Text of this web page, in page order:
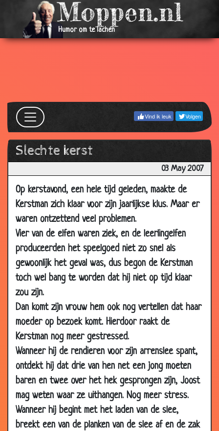
Humor om te lachen
Vind ik leuk Volgen
Slechte kerst
03 May 2007
Op kerstavond, een hele tijd geleden, maakte de
Kerstman zich klaar voor zijn jaarlijkse klus. Maar er
waren ontzettend veel problemen.
Vier van de elfen waren ziek, en de leerlingelfen
produceerden het speelgoed niet zo snel als
gewoonlijk het geval was, dus begon de Kerstman
toch wel bang te worden dat hij niet op tijd klaar
zou zijn.
Dan komt zijn vrouw hem ook nog vertellen dat haar
moeder op bezoek komt. Hierdoor raakt de
Kerstman nog meer gestressed.
Wanneer hij de rendieren voor zijn arrenslee spant,
ontdekt hij dat drie van hen net een jong moeten
baren en twee over het hek gesprongen zijn, Joost
mag weten waar ze uithangen. Nog meer stress.
Wanneer hij begint met het laden van de slee,
breekt een van de planken van de slee af en de zak
08 Jun
2007
Gevangenis vs. werk
04 Jun
De schoonste lucht ter wereld 3.31
29
May
2007
Verstoorde nachtrust 3.82
29
May
2007
Jagen 3.18
May
2007
24 May
2007
Blind springen
24 May
2007
Bij boer Hans
21 May
2007
Kannibaal in het ziekenhuis 2.62
21 May
2007
Harder werken 3.27
21 May
2007
Hulp in het toilet
21 May
2007
Drukke vlucht 3.43
21 May
2007
Parachute springen 3.46
21 May
Met de trein 3.35